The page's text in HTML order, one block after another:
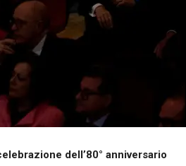
dell’80° anniversario